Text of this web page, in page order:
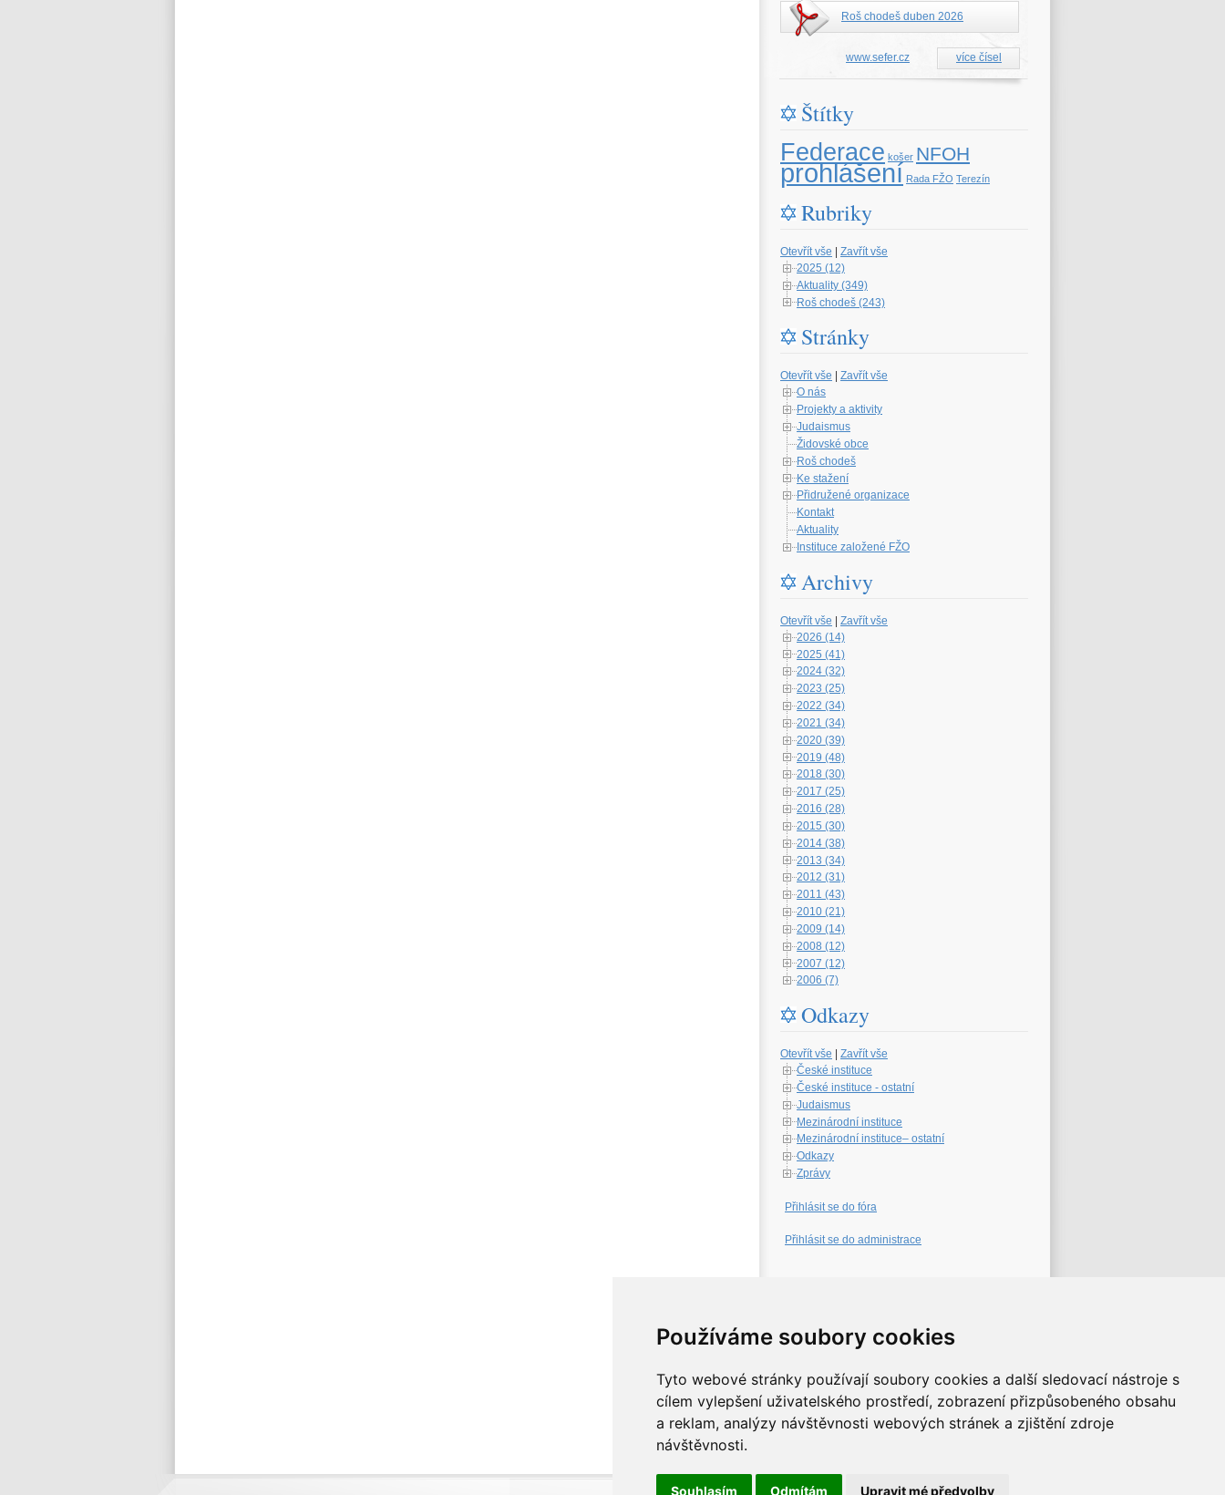
Používáme soubory cookies
Tyto webové stránky používají soubory cookies a další sledovací nástroje s
cílem vylepšení uživatelského prostředí, zobrazení přizpůsobeného obsahu
a reklam, analýzy návštěvnosti webových stránek a zjištění zdroje
návštěvnosti.
Souhlasím Odmítám Upravit mé předvolby
Roš chodeš duben 2026
www.sefer.cz více čísel
Štítky
Federace košer NFOH
prohlášení Rada FŽO Terezín
Rubriky
Otevřít vše
Zavřít vše
2025 (12)
Aktuality (349)
Roš chodeš (243)
Stránky
Otevřít vše
Zavřít vše
O nás
Projekty a aktivity
Judaismus
Židovské obce
Roš chodeš
Ke stažení
Přidružené organizace
Kontakt
Aktuality
Instituce založené FŽO
Archivy
Otevřít vše | Zavřít vše
2026 (14)
2025 (41)
2024 (32)
2023 (25)
2022 (34)
2021 (34)
2020 (39)
2019 (48)
2018 (30)
2017 (25)
2016 (28)
2015 (30)
2014 (38)
2013 (34)
2012 (31)
2011 (43)
2010 (21)
2009 (14)
2008 (12)
2007 (12)
2006 (7)
Odkazy
Otevřít vše
Zavřít vše
České instituce
České instituce - ostatní
Judaismus
Mezinárodní instituce
Mezinárodní instituce– ostatní
Odkazy
Zprávy
Přihlásit se do fóra
Přihlásit se do administrace